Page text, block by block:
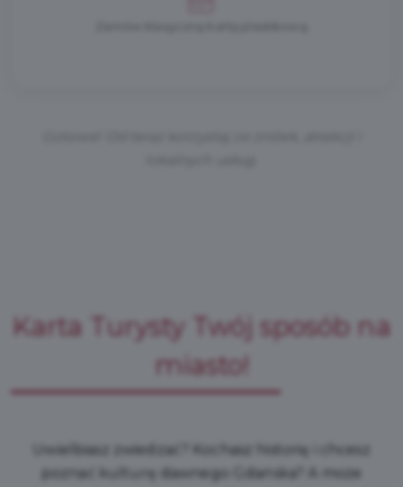
Karta Turysty Twój sposób na
miasto!
Uwielbiasz zwiedzać? Kochasz historię i chcesz
poznać kulturę dawnego Gdańska? A może